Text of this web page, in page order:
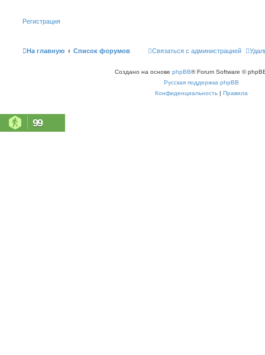
Регистрация
На главную Список форумов Связаться с администрацией
Создано на основе phpBB® Forum Software ©
Русская поддержка phpBB
Конфиденциальность | Правила
99